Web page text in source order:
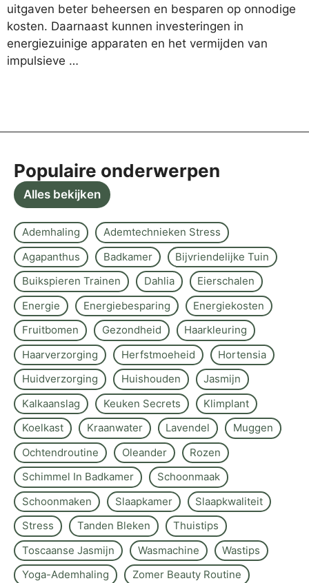
uitgaven beter beheersen en besparen op onnodige
kosten. Daarnaast kunnen investeringen in
energiezuinige apparaten en het vermijden van
impulsieve …
Populaire onderwerpen
Alles bekijken
Ademhaling
Ademtechnieken Stress
Agapanthus
Badkamer
Bijvriendelijke Tuin
Buikspieren Trainen
Dahlia
Eierschalen
Energie
Energiebesparing
Energiekosten
Fruitbomen
Gezondheid
Haarkleuring
Haarverzorging
Herfstmoeheid
Hortensia
Huidverzorging
Huishouden
Jasmijn
Kalkaanslag
Keuken Secrets
Klimplant
Koelkast
Kraanwater Lavendel
Muggen
Ochtendroutine
Oleander
Rozen
Schimmel In Badkamer
Schoonmaak
Schoonmaken
Slaapkamer
Slaapkwaliteit
Stress
Tanden Bleken
Thuistips
Toscaanse Jasmijn
Wasmachine
Wastips
Yoga-Ademhaling
Zomer Beauty Routine